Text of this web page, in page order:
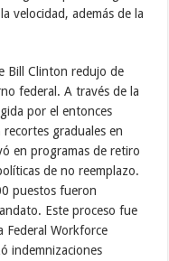
velocidad, además de la
Bill Clinton redujo de
federal. A través de la
por el entonces
graduales en
en programas de retiro
de no reemplazo.
puestos fueron
Este proceso fue
Federal Workforce
indemnizaciones